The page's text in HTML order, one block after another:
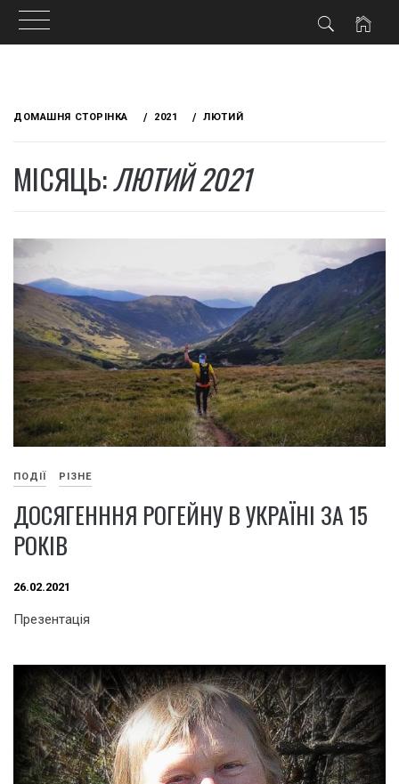
ДОМАШНЯ СТОРІНКА 2021 ЛЮТИЙ
МІСЯЦЬ:ЛЮТИЙ 2021
ПОДІЇ РІЗНЕ
ДОСЯГЕНННЯ РОГЕЙНУ В УКРАЇНІ ЗА 15
РОКІВ
26.02.2021
Презентація